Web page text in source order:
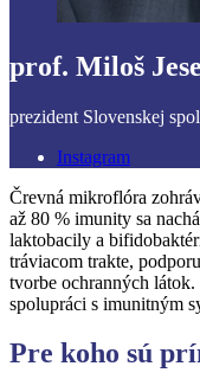
prof. Miloš
prezident Slovenskej
Instagram
Črevná mikroflóra
až 80 % imunity sa
laktobacily a
tráviacom trakte,
tvorbe ochranných
spolupráci s imunitným
Pre koho sú